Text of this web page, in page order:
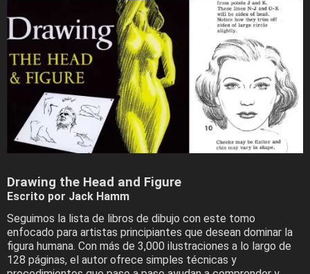
Drawing the Head and Figure
Escrito por Jack Hamm
Seguimos la lista de libros de dibujo con este tomo
enfocado para artistas principiantes que desean dominar la
figura humana. Con más de 3,000 ilustraciones a lo largo de
128 páginas, el autor ofrece simples técnicas y